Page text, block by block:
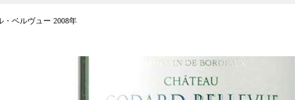
・ベルヴュー 2008年